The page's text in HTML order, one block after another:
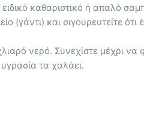
καθαριστικό ή απαλό
και σιγουρευτείτε ότι
νερό. Συνεχίστε μέχρι να
τα χαλάει.